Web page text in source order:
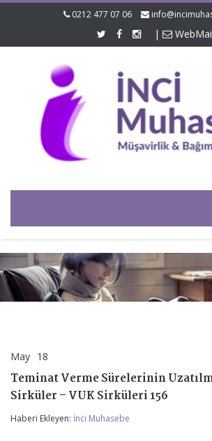
0212 477 07 06
|
May 18
Sürelerinin
Uzatılması
Sirküler
Teminat Verme Sürelerinin
Sirküler – VUK Sirküleri 156
Haberi Ekleyen: İnci Muhasebe